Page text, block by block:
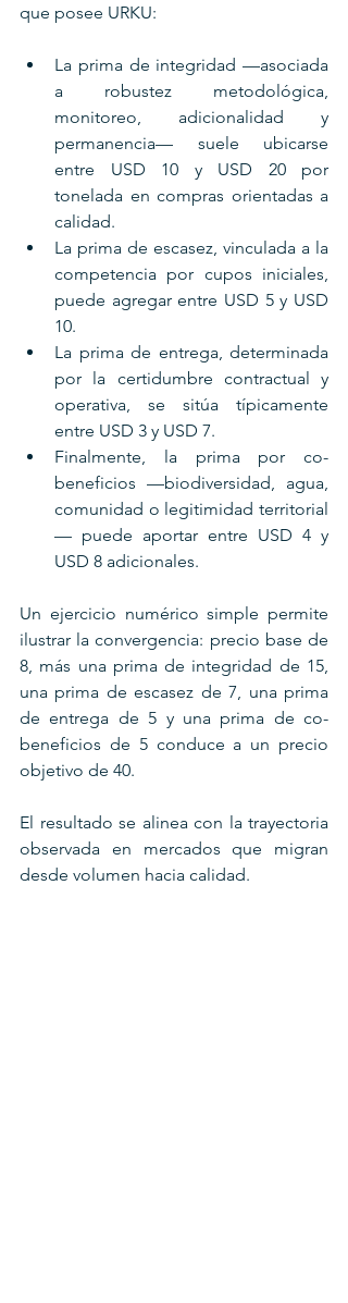
que posee URKU:
La prima de integridad —asociada
a robustez metodológica,
monitoreo, adicionalidad y
permanencia— suele ubicarse
entre USD 10 y USD 20 por
tonelada en compras orientadas a
calidad.
La prima de escasez, vinculada a la
competencia por cupos iniciales,
puede agregar entre USD 5 y USD
10.
La prima de entrega, determinada
por la certidumbre contractual y
operativa, se sitúa típicamente
entre USD 3 y USD 7.
Finalmente, la prima por co-
beneficios —biodiversidad, agua,
comunidad o legitimidad territorial
— puede aportar entre USD 4 y
USD 8 adicionales.
Un ejercicio numérico simple permite
ilustrar la convergencia: precio base de
8, más una prima de integridad de 15,
una prima de escasez de 7, una prima
de entrega de 5 y una prima de co-
beneficios de 5 conduce a un precio
objetivo de 40.
El resultado se alinea con la trayectoria
observada en mercados que migran
desde volumen hacia calidad.